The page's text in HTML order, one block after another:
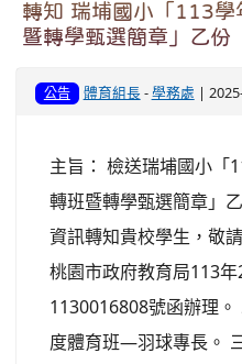
轉知 瑞埔國小「113學
暨轉學甄選簡章」乙份
公告 體育組長-學務處 |
主旨： 檢送瑞埔國小「
轉班暨轉學甄選簡章」
資訊轉知貴校學生，敬
桃園市政府教育局113
1130016808號函辦理
度體育班—羽球專長。